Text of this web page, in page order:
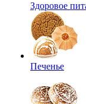
Здоровое
Печенье